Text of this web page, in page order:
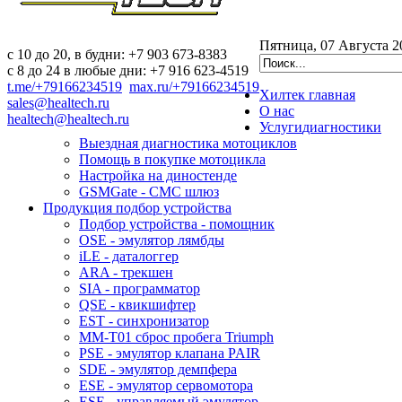
c 10 до 20, в будни: +7 903 673-8383
с 8 до 24 в любые дни: +7 916 623-4519
t.me/+79166234519 max.ru/+79166234519
sales@healtech.ru
healtech@healtech.ru
Пятница, 07 Августа
Хилтек главная
О нас
Услугидиагностики
Выездная диагностика мотоциклов
Помощь в покупке мотоцикла
Настройка на диностенде
GSMGate - СМС шлюз
Продукция подбор устройства
Подбор устройства - помощник
OSE - эмулятор лямбды
iLE - даталоггер
ARA - трекшен
SIA - программатор
QSE - квикшифтер
EST - синхронизатор
MM-T01 сброс пробега Triumph
PSE - эмулятор клапана PAIR
SDE - эмулятор демпфера
ESE - эмулятор сервомотора